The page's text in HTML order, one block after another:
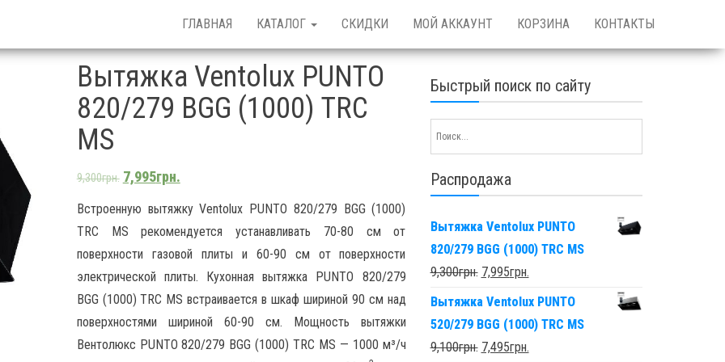
ГЛАВНАЯ КАТАЛОГ СКИДКИ МОЙ АККАУНТ КОРЗИНА КОНТАКТЫ
Вытяжка Ventolux PUNTO
820/279 BGG (1000) TRC
MS
9,300грн. 7,995грн.
Встроенную вытяжку Ventolux PUNTO 820/279 BGG (1000)
TRC MS рекомендуется устанавливать 70-80 см от
поверхности газовой плиты и 60-90 см от поверхности
электрической плиты. Кухонная вытяжка PUNTO 820/279
BGG (1000) TRC MS встраивается в шкаф шириной 90 см над
поверхностями шириной 60-90 см. Мощность вытяжки
Вентолюкс PUNTO 820/279 BGG (1000) TRC MS — 1000 м³/ч
Быстрый поиск по сайту
Распродажа
Вытяжка Ventolux PUNTO
820/279 BGG (1000) TRC MS
9,300грн. 7,995грн.
Вытяжка Ventolux PUNTO
520/279 BGG (1000) TRC MS
9,100грн. 7,495грн.